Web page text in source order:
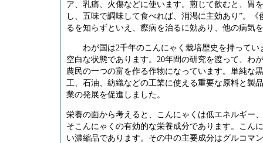
ア、乳痛、 火傷などに使います。 煎じて飲むと、胃
し、五味で調味して食べれば、消渇に主効あり ”。《
るを知らずといえ、 瘵病を治るに効あり、他の病気
わが国は2千年のこんにゃく栽培歴史を持ってい
空白な状態であります。 20年間の研究を渡って、わ
農民の一つの富を作る作物になっています。単純な
工、石油、紡織などの工業に使える重要な原料と製
業の発展を促進しました。
栄養の面から考えると、こんにゃくは低エネルギー
そこんにゃくの有効的な栄養成分であります。こん
い濃縮品であります。その中の主要成分はグルコマ